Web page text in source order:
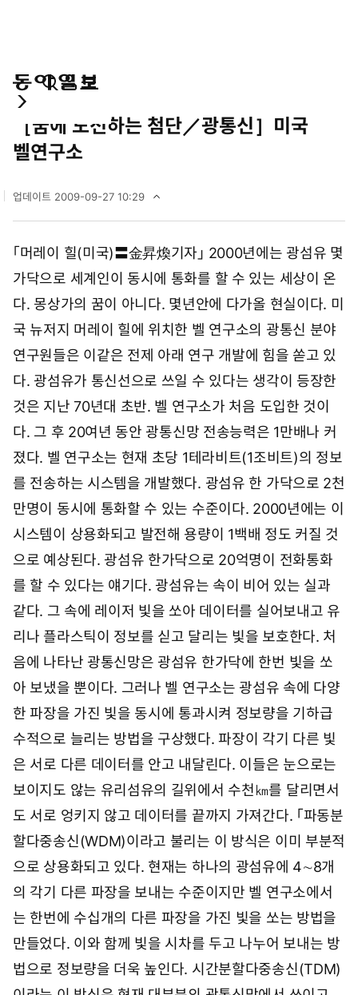
통
검
색
마
페
이
지
전
메
기
IT/의학
［꿈에 도전하는 첨단／광통신］미국
벨연구소
업데이트 2009-09-27 10:29
9
년
월
7
일
1
0
2
9
분
「머레이 힐(미국)〓金昇煥기자」 2000년에는 광섬유 몇
가닥으로 세계인이 동시에 통화를 할 수 있는 세상이 온
다. 몽상가의 꿈이 아니다. 몇년안에 다가올 현실이다. 미
국 뉴저지 머레이 힐에 위치한 벨 연구소의 광통신 분야
연구원들은 이같은 전제 아래 연구 개발에 힘을 쏟고 있
다. 광섬유가 통신선으로 쓰일 수 있다는 생각이 등장한
것은 지난 70년대 초반. 벨 연구소가 처음 도입한 것이
다. 그 후 20여년 동안 광통신망 전송능력은 1만배나 커
졌다. 벨 연구소는 현재 초당 1테라비트(1조비트)의 정보
를 전송하는 시스템을 개발했다. 광섬유 한 가닥으로 2천
만명이 동시에 통화할 수 있는 수준이다. 2000년에는 이
시스템이 상용화되고 발전해 용량이 1백배 정도 커질 것
으로 예상된다. 광섬유 한가닥으로 20억명이 전화통화
를 할 수 있다는 얘기다. 광섬유는 속이 비어 있는 실과
같다. 그 속에 레이저 빛을 쏘아 데이터를 실어보내고 유
리나 플라스틱이 정보를 싣고 달리는 빛을 보호한다. 처
음에 나타난 광통신망은 광섬유 한가닥에 한번 빛을 쏘
아 보냈을 뿐이다. 그러나 벨 연구소는 광섬유 속에 다양
한 파장을 가진 빛을 동시에 통과시켜 정보량을 기하급
수적으로 늘리는 방법을 구상했다. 파장이 각기 다른 빛
은 서로 다른 데이터를 안고 내달린다. 이들은 눈으로는
보이지도 않는 유리섬유의 길위에서 수천㎞를 달리면서
도 서로 엉키지 않고 데이터를 끝까지 가져간다. 「파동분
할다중송신(WDM)이라고 불리는 이 방식은 이미 부분적
으로 상용화되고 있다. 현재는 하나의 광섬유에 4∼8개
의 각기 다른 파장을 보내는 수준이지만 벨 연구소에서
는 한번에 수십개의 다른 파장을 가진 빛을 쏘는 방법을
만들었다. 이와 함께 빛을 시차를 두고 나누어 보내는 방
법으로 정보량을 더욱 높인다. 시간분할다중송신(TDM)